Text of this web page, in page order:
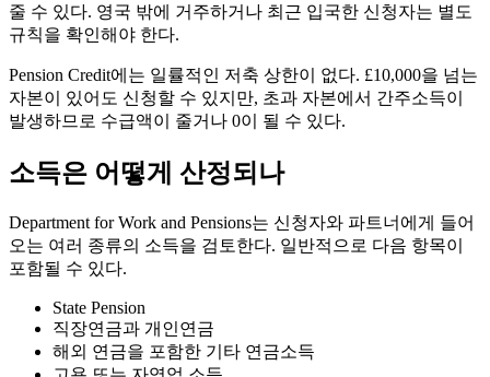
줄 수 있다. 영국 밖에 거주하거나 최근 입국한 신청자는 별도
규칙을 확인해야 한다.
Pension Credit에는 일률적인 저축 상한이 없다. £10,000을 넘는
자본이 있어도 신청할 수 있지만, 초과 자본에서 간주소득이
발생하므로 수급액이 줄거나 0이 될 수 있다.
소득은 어떻게 산정되나
Department for Work and Pensions는 신청자와 파트너에게 들어
오는 여러 종류의 소득을 검토한다. 일반적으로 다음 항목이
포함될 수 있다.
State Pension
직장연금과 개인연금
해외 연금을 포함한 기타 연금소득